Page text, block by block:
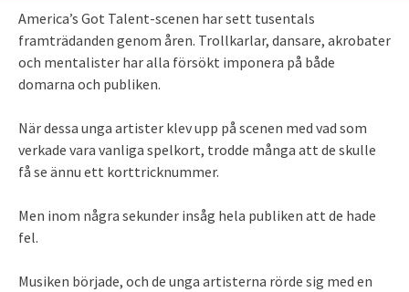
America’s Got Talent-scenen har sett tusentals
framträdanden genom åren. Trollkarlar, dansare, akrobater
och mentalister har alla försökt imponera på både
domarna och publiken.
När dessa unga artister klev upp på scenen med vad som
verkade vara vanliga spelkort, trodde många att de skulle
få se ännu ett korttricknummer.
Men inom några sekunder insåg hela publiken att de hade
fel.
Musiken började, och de unga artisterna rörde sig med en